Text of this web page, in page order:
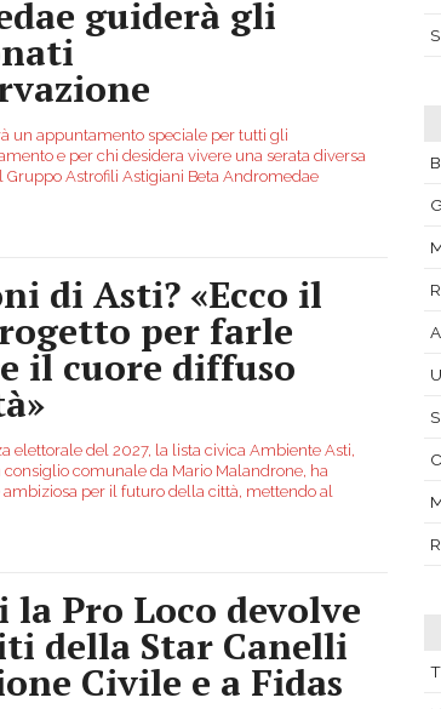
guiderà gli
un appuntamento speciale per tutti gli
e per chi desidera vivere una serata diversa
Gruppo Astrofili Astigiani Beta Andromedae
di Asti? «Ecco il
per farle
il cuore diffuso
elettorale del 2027, la lista civica Ambiente Asti,
comunale da Mario Malandrone, ha
per il futuro della città, mettendo al
la Pro Loco devolve
della Star Canelli
Civile e a Fidas